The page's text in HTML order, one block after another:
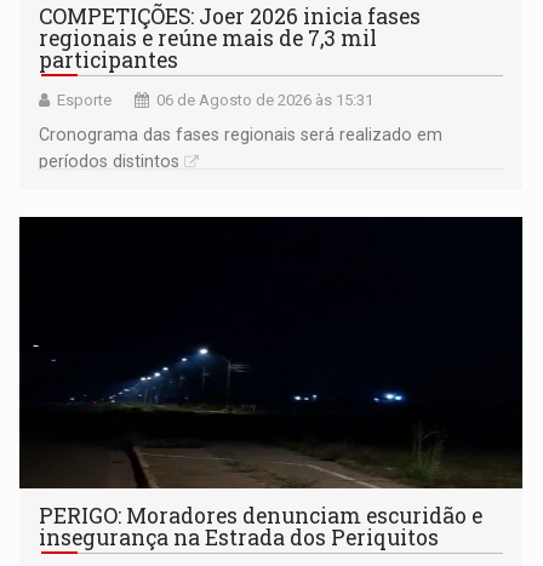
COMPETIÇÕES: Joer 2026 inicia fases
regionais e reúne mais de 7,3 mil
participantes
Esporte 06 de Agosto de 2026 às 15:31
Cronograma das fases regionais será realizado em
períodos distintos
PERIGO: Moradores denunciam escuridão e
insegurança na Estrada dos Periquitos